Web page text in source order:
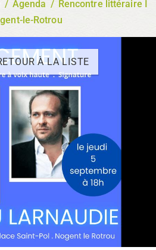
/ Agenda / Rencontre littéraire I
le-Rotrou
À LA LISTE